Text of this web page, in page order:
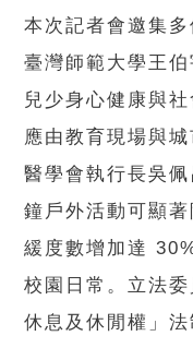
本次記者會邀集
臺灣師範大學王
兒少身心健康與
應由教育現場與
醫學會執行長吳
鐘戶外活動可顯
緩度數增加達
校園日常。立法
休息及休閒權」